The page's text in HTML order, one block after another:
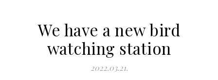
We have a new bird
watching station
2022.03.21.